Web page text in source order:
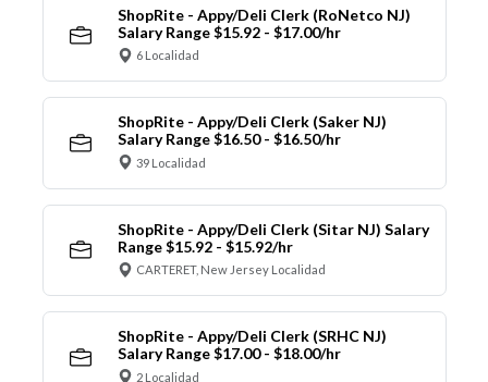
ShopRite - Appy/Deli Clerk (RoNetco NJ)
Salary Range $15.92 - $17.00/hr
6 Localidad
ShopRite - Appy/Deli Clerk (Saker NJ)
Salary Range $16.50 - $16.50/hr
39 Localidad
ShopRite - Appy/Deli Clerk (Sitar NJ) Salary
Range $15.92 - $15.92/hr
CARTERET, New Jersey Localidad
ShopRite - Appy/Deli Clerk (SRHC NJ)
Salary Range $17.00 - $18.00/hr
2 Localidad